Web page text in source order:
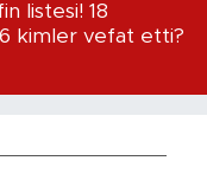
listesi! 18
kimler vefat etti?